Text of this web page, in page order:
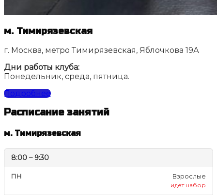
м. Тимирязевская
г. Москва, метро Тимирязевская, Яблочкова 19А
Дни работы клуба:
Понедельник, среда, пятница.
Подробнее
Расписание занятий
м. Тимирязевская
8:00 – 9:30
ПН Взрослые
идет набор